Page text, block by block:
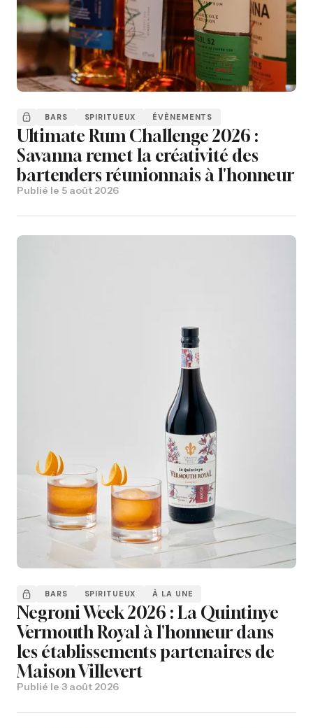
BARS SPIRITUEUX ÉVÈNEMENTS
Ultimate Rum Challenge 2026 :
Savanna remet la créativité des
bartenders réunionnais à l'honneur
Publié le 5 août 2026
BARS SPIRITUEUX À LA UNE
Negroni Week 2026 : La Quintinye
Vermouth Royal à l'honneur dans
les établissements partenaires de
Maison Villevert
Publié le 3 août 2026